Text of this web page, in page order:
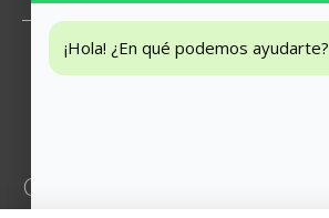
Instagram
CONTACTO
¡Hola! ¿En qué podemos ayudarte?